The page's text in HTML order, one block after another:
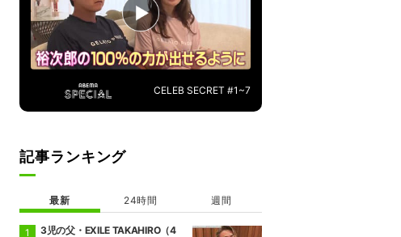
CELEB SECRET #1~7
記事ランキング
最新 24時間 週間
3児の父・EXILE TAKAHIRO（4